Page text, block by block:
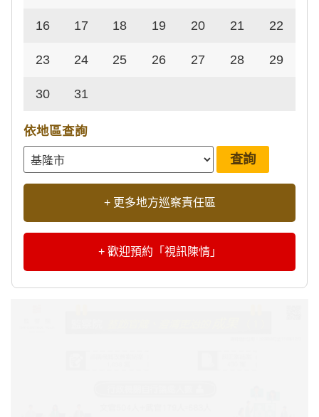
16 17 18 19 20 21 22
23 24 25 26 27 28 29
30 31
依地區查詢
+ 更多地方巡察責任區
+ 歡迎預約「視訊陳情」